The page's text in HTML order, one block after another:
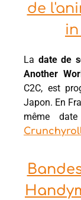
de
La date de
Another
C2C, est
Japon. En
même